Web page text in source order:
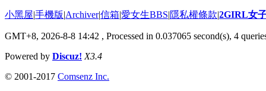
小黑屋|手機版|Archiver|信箱|愛女生BBS|隱私權條款|2GIRL女
GMT+8, 2026-8-8 14:42 , Processed in 0.037065 second(s), 4
Powered by Discuz! X3.4
© 2001-2017 Comsenz Inc.